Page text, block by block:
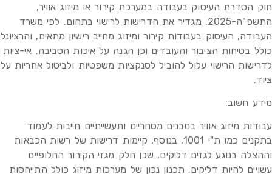
חוק הסדרת העיסוק בעבודה במערכת קירור או מיזוג אוויר,
התשפ"ה-2025, מגדיר את הדרישות לרישוי בתחום. לפי משרד
העבודה, העיסוק בעבודות קירור ומיזוג מחייב רישיון מתאים, והרציונל
כולל בטיחות הציבור והעובדים וכן הגנה על איכות הסביבה. אי-ציות
לדרישות הרישוי עלול להוביל לסנקציות משפטיות ולביטול אחריות על
ציוד.
מידע חשוב:
עבודות מיזוג אוויר במבנים מסחריים ותעשייתיים חייבות לעמוד
בתקנים כמו ת"י 1001. בנוסף, קיימות דרישות של רשות הכבאות
וההצלה בנוגע לגזים דליקים, שכן חלק מגזי הקירור החלופיים
עשויים להיות דליקים. תכנון נכון של מערכות מיזוג כולל התייחסות